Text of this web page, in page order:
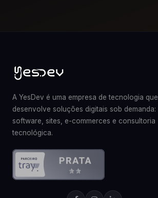
A YesDev é uma empresa de tecnologia que
desenvolve soluções digitais sob demanda:
software, sites, e-commerces e consultoria
tecnológica.